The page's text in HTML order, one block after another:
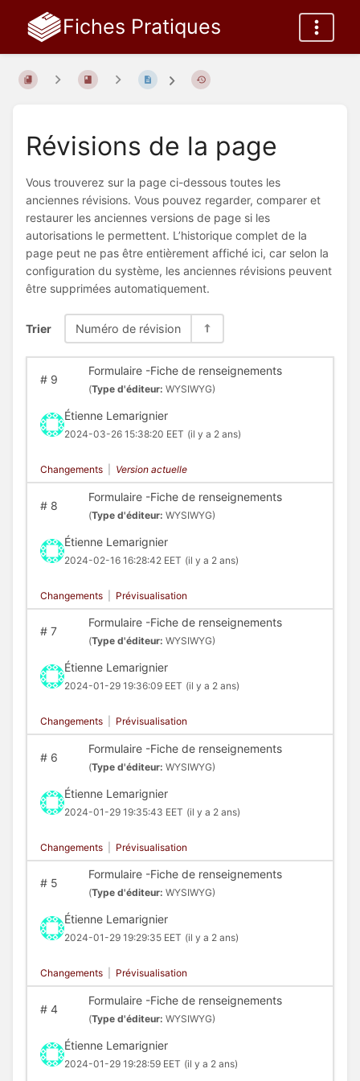
Fiches Pratiques
Révisions de la page
Vous trouverez sur la page ci-dessous toutes les
anciennes révisions. Vous pouvez regarder, comparer et
restaurer les anciennes versions de page si les
autorisations le permettent. L’historique complet de la
page peut ne pas être entièrement affiché ici, car selon la
configuration du système, les anciennes révisions peuvent
être supprimées automatiquement.
Trier Numéro de révision
#9
Formulaire -Fiche de renseignements
(Type d'éditeur: WYSIWYG)
Étienne Lemarignier
2024-03-26 15:38:20 EET (il y a 2 ans)
Changements Version actuelle
#8
Formulaire -Fiche de renseignements
(Type d'éditeur: WYSIWYG)
Étienne Lemarignier
2024-02-16 16:28:42 EET (il y a 2 ans)
Changements Prévisualisation
#7
Formulaire -Fiche de renseignements
(Type d'éditeur: WYSIWYG)
Étienne Lemarignier
2024-01-29 19:36:09 EET (il y a 2 ans)
Changements Prévisualisation
#6
Formulaire -Fiche de renseignements
(Type d'éditeur: WYSIWYG)
Étienne Lemarignier
2024-01-29 19:35:43 EET (il y a 2 ans)
Changements Prévisualisation
#5
Formulaire -Fiche de renseignements
(Type d'éditeur: WYSIWYG)
Étienne Lemarignier
2024-01-29 19:29:35 EET (il y a 2 ans)
Changements Prévisualisation
#4
Formulaire -Fiche de renseignements
(Type d'éditeur: WYSIWYG)
Étienne Lemarignier
2024-01-29 19:28:59 EET (il y a 2 ans)